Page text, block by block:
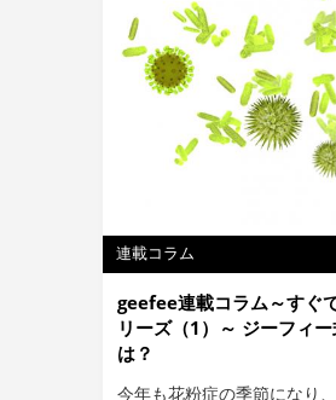
連載コラム
geefee連載コラム～すぐ
リーズ（1）～ ジーフィ
は？
今年も花粉症の季節になり